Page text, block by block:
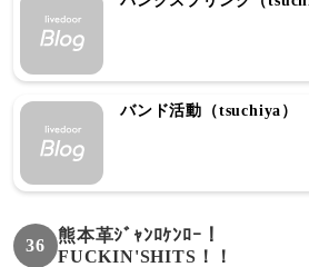
バンド活動（tsuchiya）
36
熊本革ｼﾞｬﾝﾛｹﾝﾛｰ！
FUCKIN'SHITS！！